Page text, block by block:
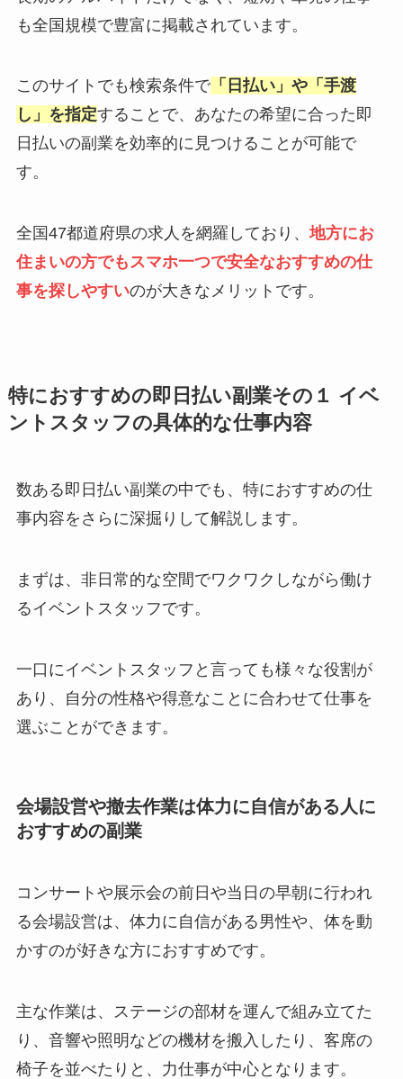
も全国規模で豊富に掲載されています。
このサイトでも検索条件で「日払い」や「手渡
し」を指定することで、あなたの希望に合った即
日払いの副業を効率的に見つけることが可能で
す。
全国47都道府県の求人を網羅しており、 地方にお
住まいの方でもスマホ一つで安全なおすすめの仕
事を探しやすいのが大きなメリットです。
特におすすめの即日払い副業その１ イベ
ントスタッフの具体的な仕事内容
数ある即日払い副業の中でも、特におすすめの仕
事内容をさらに深掘りして解説します。
まずは、非日常的な空間でワクワクしながら働け
るイベントスタッフです。
一口にイベントスタッフと言っても様々な役割が
あり、自分の性格や得意なことに合わせて仕事を
選ぶことができます。
会場設営や撤去作業は体力に自信がある人に
おすすめの副業
コンサートや展示会の前日や当日の早朝に行われ
る会場設営は、体力に自信がある男性や、体を動
かすのが好きな方におすすめです。
主な作業は、ステージの部材を運んで組み立てた
り、音響や照明などの機材を搬入したり、客席の
椅子を並べたりと、力仕事が中心となります。